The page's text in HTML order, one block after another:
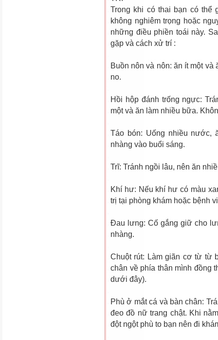
Trong khi có thai bạn có thể
không nghiêm trọng hoặc
những điều phiền toái này.
gặp và cách xử trí :
Buồn nôn và nôn: ăn ít một
no.
Hồi hộp đánh trống ngực:
một và ăn làm nhiều bữa.
Táo bón: Uống nhiều nước,
nhàng vào buổi sáng.
Trĩ: Tránh ngồi lâu, nên ăn
Khí hư: Nếu khí hư có màu
trị tại phòng khám hoặc bệnh
Ðau lưng: Cố gắng giữ cho
nhàng.
Chuột rút: Làm giãn cơ từ từ
chân về phía thân mình đồng
d­ưới đây).
Phù ở mắt cá và bàn chân:
đeo đồ nữ trang chật. Khi
đột ngột phù to bạn nên đi